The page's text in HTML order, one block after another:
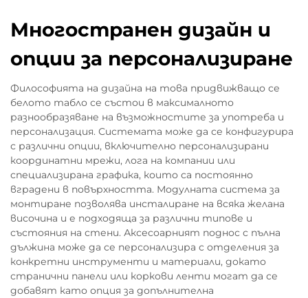
Многостранен дизайн и
опции за персонализиране
Философията на дизайна на това придвижващо се
белото табло се състои в максималното
разнообразяване на възможностите за употреба и
персонализация. Системата може да се конфигурира
с различни опции, включително персонализирани
координатни мрежи, лога на компании или
специализирана графика, които са постоянно
вградени в повърхността. Модулната система за
монтиране позволява инсталиране на всяка желана
височина и е подходяща за различни типове и
състояния на стени. Аксесоарният поднос с пълна
дължина може да се персонализира с отделения за
конкретни инструменти и материали, докато
странични панели или коркови ленти могат да се
добавят като опция за допълнителна